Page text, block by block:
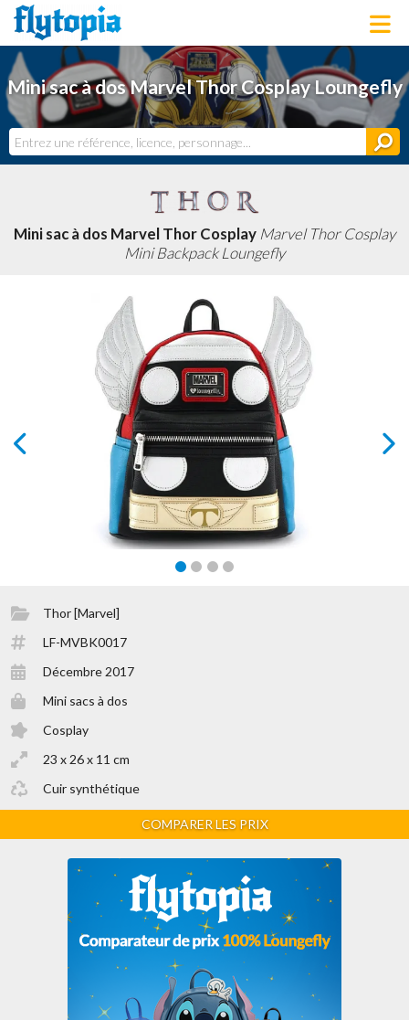
LOUNGEFLY
LICENCES
NOUVEAUTÉS
BONS PLANS
DERNIERS AJOUTS
Mini sac à dos Marvel Thor Cosplay Loungefly
Mini sac à dos Marvel Thor Cosplay Marvel Thor Cosplay
Mini Backpack Loungefly
Thor [Marvel]
LF-MVBK0017
Décembre 2017
Mini sacs à dos
Cosplay
23 x 26 x 11 cm
Cuir synthétique
COMPARER LES PRIX